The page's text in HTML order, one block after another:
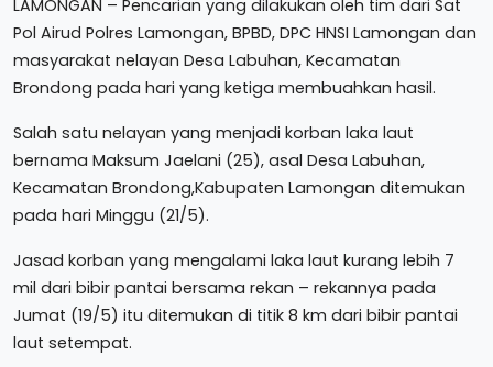
LAMONGAN – Pencarian yang dilakukan oleh tim dari Sat
Pol Airud Polres Lamongan, BPBD, DPC HNSI Lamongan dan
masyarakat nelayan Desa Labuhan, Kecamatan
Brondong pada hari yang ketiga membuahkan hasil.
Salah satu nelayan yang menjadi korban laka laut
bernama Maksum Jaelani (25), asal Desa Labuhan,
Kecamatan Brondong,Kabupaten Lamongan ditemukan
pada hari Minggu (21/5).
Jasad korban yang mengalami laka laut kurang lebih 7
mil dari bibir pantai bersama rekan – rekannya pada
Jumat (19/5) itu ditemukan di titik 8 km dari bibir pantai
laut setempat.